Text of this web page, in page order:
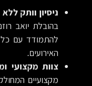
ניסיון וותק
בהובלת יואב
להתמודד עם כל
האירועים.
צוות מקצועי
מקצועיים